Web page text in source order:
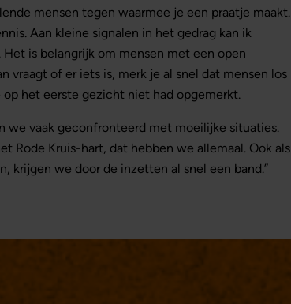
mensen tegen waarmee je een praatje maakt.
Aan kleine signalen in het gedrag kan ik
is belangrijk om mensen met een open
vraagt of er iets is, merk je al snel dat mensen los
het eerste gezicht niet had opgemerkt.
we vaak geconfronteerd met moeilijke situaties.
Rode Kruis-hart, dat hebben we allemaal. Ook als
krijgen we door de inzetten al snel een band.”